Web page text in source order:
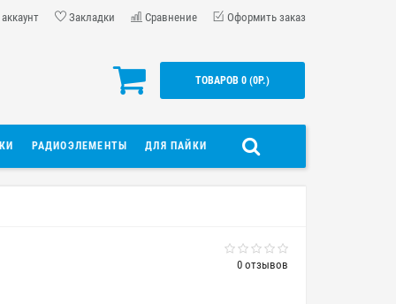
Закладки Сравнение Оформить заказ
ТОВАРОВ 0 (0Р.)
РАДИОЭЛЕМЕНТЫ ДЛЯ ПАЙКИ
0 отзывов